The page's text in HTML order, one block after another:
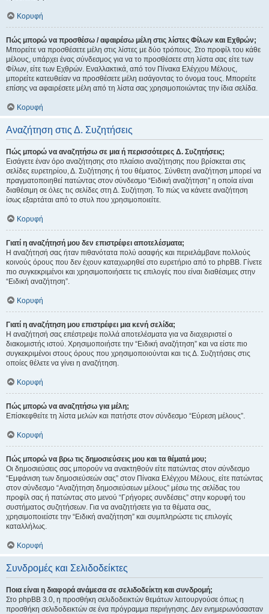
Κορυφή
Πώς μπορώ να προσθέσω / αφαιρέσω μέλη στις λίστες Φίλων και Εχθρών;
Μπορείτε να προσθέσετε μέλη στις λίστες με δύο τρόπους. Στο προφίλ του κάθε
μέλους, υπάρχει ένας σύνδεσμος για να το προσθέσετε στη λίστα σας είτε των
Φίλων, είτε των Εχθρών. Εναλλακτικά, από τον Πίνακα Ελέγχου Μέλους,
μπορείτε κατευθείαν να προσθέσετε μέλη εισάγοντας το όνομα τους. Μπορείτε
επίσης να αφαιρέσετε μέλη από τη λίστα σας χρησιμοποιώντας την ίδια σελίδα.
Κορυφή
Αναζήτηση στις Δ. Συζητήσεις
Πώς μπορώ να αναζητήσω σε μια ή περισσότερες Δ. Συζητήσεις;
Εισάγετε έναν όρο αναζήτησης στο πλαίσιο αναζήτησης που βρίσκεται στις
σελίδες ευρετηρίου, Δ. Συζήτησης ή του θέματος. Σύνθετη αναζήτηση μπορεί να
πραγματοποιηθεί πατώντας στον σύνδεσμο “Ειδική αναζήτηση” η οποία είναι
διαθέσιμη σε όλες τις σελίδες στη Δ. Συζήτηση. Το πώς να κάνετε αναζήτηση
ίσως εξαρτάται από το στυλ που χρησιμοποιείτε.
Κορυφή
Γιατί η αναζήτησή μου δεν επιστρέφει αποτελέσματα;
Η αναζήτησή σας ήταν πιθανότατα πολύ ασαφής και περιελάμβανε πολλούς
κοινούς όρους που δεν έχουν καταχωρηθεί στο ευρετήριο από το phpBB. Γίνετε
πιο συγκεκριμένοι και χρησιμοποιήσετε τις επιλογές που είναι διαθέσιμες στην
“Ειδική αναζήτηση”.
Κορυφή
Γιατί η αναζήτηση μου επιστρέφει μια κενή σελίδα;
Η αναζήτησή σας επέστρεψε πολλά αποτελέσματα για να διαχειριστεί ο
διακομιστής ιστού. Χρησιμοποιήστε την “Ειδική αναζήτηση” και να είστε πιο
συγκεκριμένοι στους όρους που χρησιμοποιούνται και τις Δ. Συζητήσεις στις
οποίες θέλετε να γίνει η αναζήτηση.
Κορυφή
Πώς μπορώ να αναζητήσω για μέλη;
Επίσκεφθείτε τη λίστα μελών και πατήστε στον σύνδεσμο “Εύρεση μέλους”.
Κορυφή
Πώς μπορώ να βρω τις δημοσιεύσεις μου και τα θέματά μου;
Οι δημοσιεύσεις σας μπορούν να ανακτηθούν είτε πατώντας στον σύνδεσμο
“Εμφάνιση των δημοσιεύσεών σας” στον Πίνακα Ελέγχου Μέλους, είτε πατώντας
στον σύνδεσμο “Αναζήτηση δημοσιεύσεων μέλους” μέσω της σελίδας του
προφίλ σας ή πατώντας στο μενού “Γρήγορες συνδέσεις” στην κορυφή του
συστήματος συζητήσεων. Για να αναζητήσετε για τα θέματα σας,
χρησιμοποιείστε την “Ειδική αναζήτηση” και συμπληρώστε τις επιλογές
καταλλήλως.
Κορυφή
Συνδρομές και Σελιδοδείκτες
Ποια είναι η διαφορά ανάμεσα σε σελιδοδείκτη και συνδρομή;
Στο phpBB 3.0, η προσθήκη σελιδοδεικτών θεμάτων λειτουργούσε όπως η
προσθήκη σελιδοδεικτών σε ένα πρόγραμμα περιήγησης. Δεν ενημερωνόσασταν